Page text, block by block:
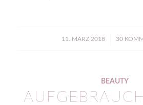
11. MÄRZ 2018
/ 30
BEAUTY